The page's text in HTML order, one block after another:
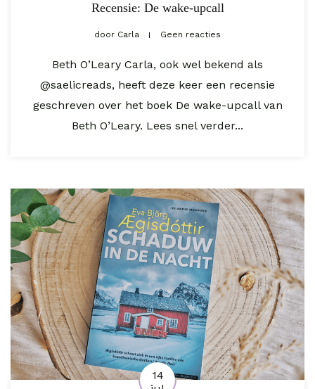
Recensie: De wake-upcall
door Carla Geen reacties
Beth O’Leary Carla, ook wel bekend als
@saelicreads, heeft deze keer een recensie
geschreven over het boek De wake-upcall van
Beth O’Leary. Lees snel verder...
14